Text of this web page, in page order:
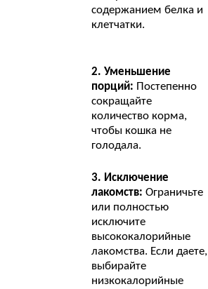
содержанием белка и
клетчатки.
2. Уменьшение
порций: Постепенно
сокращайте
количество корма,
чтобы кошка не
голодала.
3. Исключение
лакомств: Ограничьте
или полностью
исключите
высококалорийные
лакомства. Если даете,
выбирайте
низкокалорийные